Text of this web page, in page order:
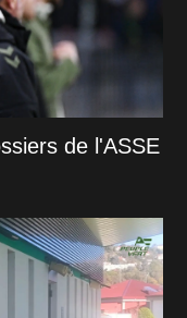
de l'ASSE